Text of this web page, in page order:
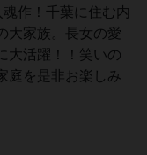
作！千葉に住む内
大家族。長女の愛
大活躍！！笑いの
庭を是非お楽しみ